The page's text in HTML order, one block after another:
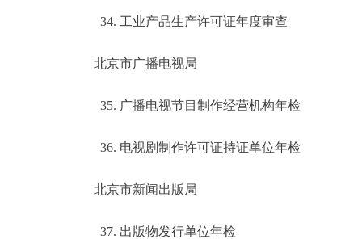
34. 工业产品生产许可证年度审查
北京市广播电视局
35. 广播电视节目制作经营机构年检
36. 电视剧制作许可证持证单位年检
北京市新闻出版局
37. 出版物发行单位年检